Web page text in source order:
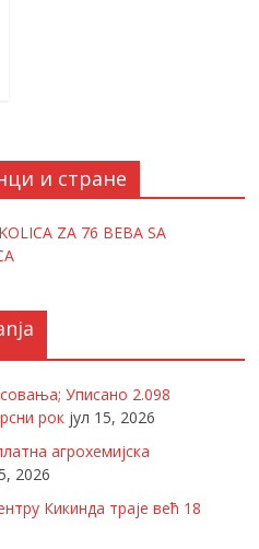
и стране
ZA 76 BEBA SA
Уписано 2.098
рок јул 15, 2026
агрохемијска
2026
Кикинда траје већ 18